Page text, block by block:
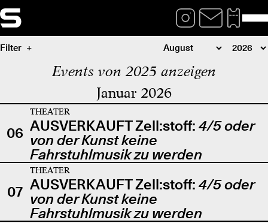
Filter
Events von 2025 anzeigen
Januar 2026
06
THEATER
AUSVERKAUFT Zell:stoff: 4/5 oder
von der Kunst keine
Fahrstuhlmusik zu werden
07
THEATER
AUSVERKAUFT Zell:stoff: 4/5 oder
von der Kunst keine
Fahrstuhlmusik zu werden